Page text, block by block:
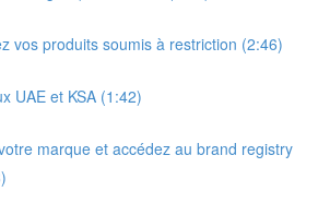
vos produits soumis à restriction (2:46)
UAE et KSA (1:42)
marque et accédez au brand registry